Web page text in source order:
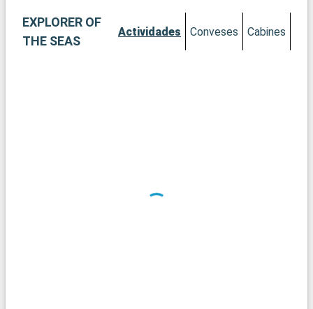
EXPLORER OF
THE SEAS
Actividades Conveses Cabines